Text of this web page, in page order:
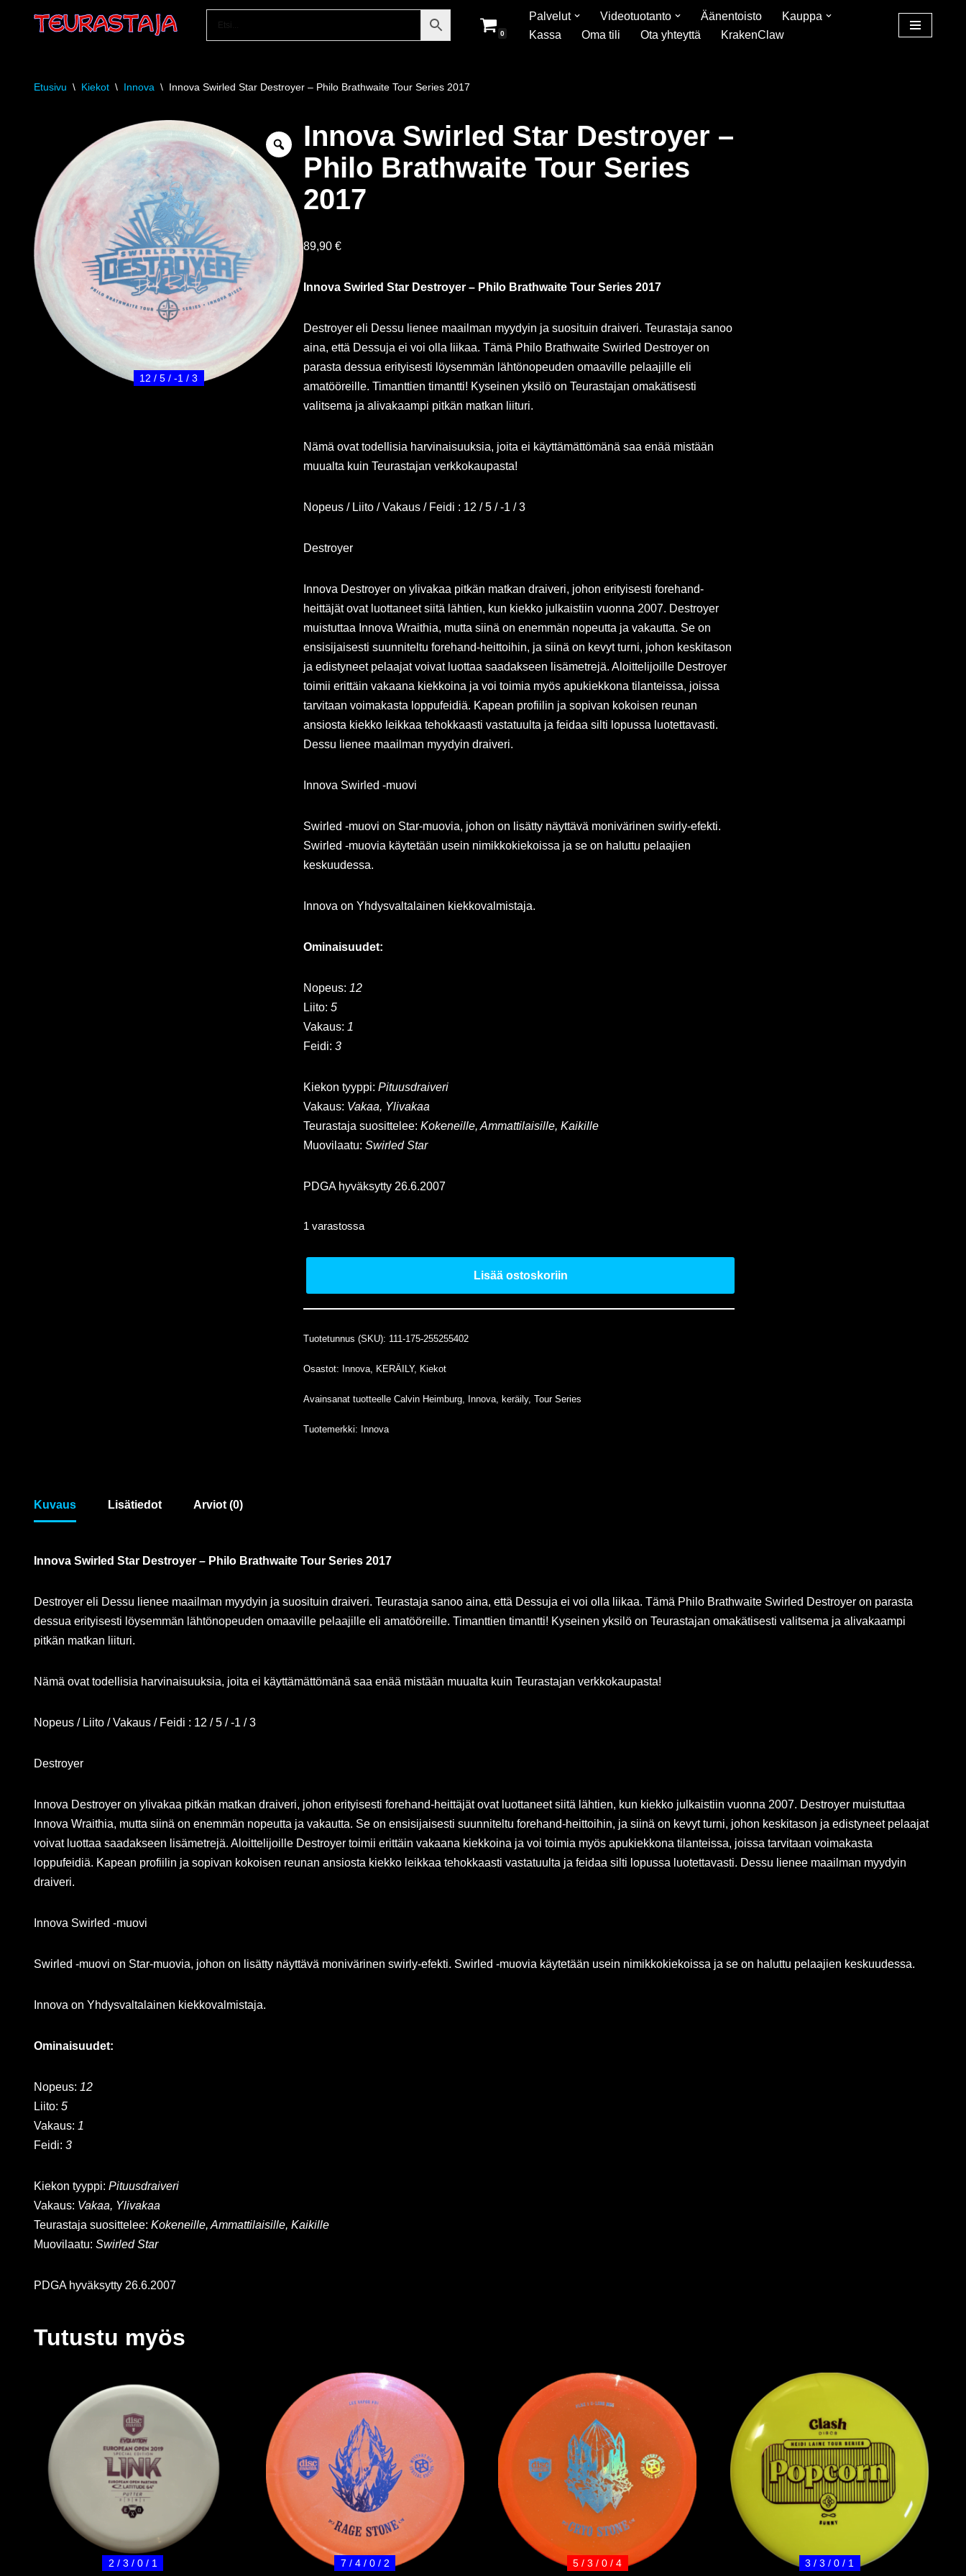
0
Palvelut Videotuotanto Äänentoisto
Kauppa
Kassa
Oma tili Ota yhteyttä KrakenClaw
Etusivu \ Kiekot \ Innova \ Innova Swirled Star Destroyer – Philo Brathwaite Tour Series 2017
12 / 5 / -1 / 3
Innova Swirled Star Destroyer –
Philo Brathwaite Tour Series
2017
89,90 €
Innova Swirled Star Destroyer – Philo Brathwaite Tour Series 2017
Destroyer eli Dessu lienee maailman myydyin ja suosituin draiveri. Teurastaja sanoo
aina, että Dessuja ei voi olla liikaa. Tämä Philo Brathwaite Swirled Destroyer on
parasta dessua erityisesti löysemmän lähtönopeuden omaaville pelaajille eli
amatööreille. Timanttien timantti! Kyseinen yksilö on Teurastajan omakätisesti
valitsema ja alivakaampi pitkän matkan liituri.
Nämä ovat todellisia harvinaisuuksia, joita ei käyttämättömänä saa enää mistään
muualta kuin Teurastajan verkkokaupasta!
Nopeus / Liito / Vakaus / Feidi : 12 / 5 / -1 / 3
Destroyer
Innova Destroyer on ylivakaa pitkän matkan draiveri, johon erityisesti forehand-
heittäjät ovat luottaneet siitä lähtien, kun kiekko julkaistiin vuonna 2007. Destroyer
muistuttaa Innova Wraithia, mutta siinä on enemmän nopeutta ja vakautta. Se on
ensisijaisesti suunniteltu forehand-heittoihin, ja siinä on kevyt turni, johon keskitason
ja edistyneet pelaajat voivat luottaa saadakseen lisämetrejä. Aloittelijoille Destroyer
toimii erittäin vakaana kiekkoina ja voi toimia myös apukiekkona tilanteissa, joissa
tarvitaan voimakasta loppufeidiä. Kapean profiilin ja sopivan kokoisen reunan
ansiosta kiekko leikkaa tehokkaasti vastatuulta ja feidaa silti lopussa luotettavasti.
Dessu lienee maailman myydyin draiveri.
Innova Swirled -muovi
Swirled -muovi on Star-muovia, johon on lisätty näyttävä monivärinen swirly-efekti.
Swirled -muovia käytetään usein nimikkokiekoissa ja se on haluttu pelaajien
keskuudessa.
Innova on Yhdysvaltalainen kiekkovalmistaja.
Ominaisuudet:
Nopeus: 12
Liito: 5
Vakaus: 1
Feidi: 3
Kiekon tyyppi: Pituusdraiveri
Vakaus: Vakaa, Ylivakaa
Teurastaja suosittelee: Kokeneille, Ammattilaisille, Kaikille
Muovilaatu: Swirled Star
PDGA hyväksytty 26.6.2007
1 varastossa
Lisää ostoskoriin
Tuotetunnus (SKU): 111-175-255255402
Osastot: Innova, KERÄILY, Kiekot
Avainsanat tuotteelle Calvin Heimburg, Innova, keräily, Tour Series
Tuotemerkki: Innova
Kuvaus Lisätiedot Arviot (0)
Innova Swirled Star Destroyer – Philo Brathwaite Tour Series 2017
Destroyer eli Dessu lienee maailman myydyin ja suosituin draiveri. Teurastaja sanoo aina, että Dessuja ei voi olla liikaa. Tämä Philo Brathwaite Swirled Destroyer on parasta
dessua erityisesti löysemmän lähtönopeuden omaaville pelaajille eli amatööreille. Timanttien timantti! Kyseinen yksilö on Teurastajan omakätisesti valitsema ja alivakaampi
pitkän matkan liituri.
Nämä ovat todellisia harvinaisuuksia, joita ei käyttämättömänä saa enää mistään muualta kuin Teurastajan verkkokaupasta!
Nopeus / Liito / Vakaus / Feidi : 12 / 5 / -1 / 3
Destroyer
Innova Destroyer on ylivakaa pitkän matkan draiveri, johon erityisesti forehand-heittäjät ovat luottaneet siitä lähtien, kun kiekko julkaistiin vuonna 2007. Destroyer muistuttaa
Innova Wraithia, mutta siinä on enemmän nopeutta ja vakautta. Se on ensisijaisesti suunniteltu forehand-heittoihin, ja siinä on kevyt turni, johon keskitason ja edistyneet pelaajat
voivat luottaa saadakseen lisämetrejä. Aloittelijoille Destroyer toimii erittäin vakaana kiekkoina ja voi toimia myös apukiekkona tilanteissa, joissa tarvitaan voimakasta
loppufeidiä. Kapean profiilin ja sopivan kokoisen reunan ansiosta kiekko leikkaa tehokkaasti vastatuulta ja feidaa silti lopussa luotettavasti. Dessu lienee maailman myydyin
draiveri.
Innova Swirled -muovi
Swirled -muovi on Star-muovia, johon on lisätty näyttävä monivärinen swirly-efekti. Swirled -muovia käytetään usein nimikkokiekoissa ja se on haluttu pelaajien keskuudessa.
Innova on Yhdysvaltalainen kiekkovalmistaja.
Ominaisuudet:
Nopeus: 12
Liito: 5
Vakaus: 1
Feidi: 3
Kiekon tyyppi: Pituusdraiveri
Vakaus: Vakaa, Ylivakaa
Teurastaja suosittelee: Kokeneille, Ammattilaisille, Kaikille
Muovilaatu: Swirled Star
PDGA hyväksytty 26.6.2007
Tutustu myös
2 / 3 / 0 / 1 7 / 4 / 0 / 2 5 / 3 / 0 / 4 3 / 3 / 0 / 1